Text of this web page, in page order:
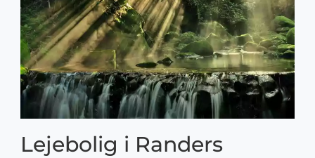
Lejebolig i Randers